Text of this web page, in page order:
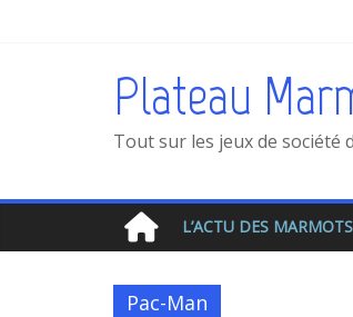
Plateau
Tout sur les jeux de société
L’ACTU DES MARMOTS
Pac-Man